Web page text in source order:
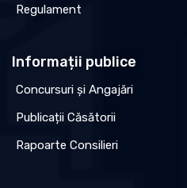
Regulament
Informații publice
Concursuri și Angajări
Publicații Căsătorii
Rapoarte Consilieri